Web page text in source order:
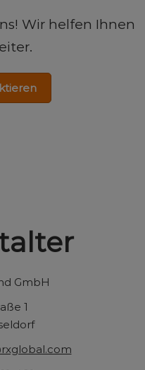
Wir helfen Ihnen
GmbH
1